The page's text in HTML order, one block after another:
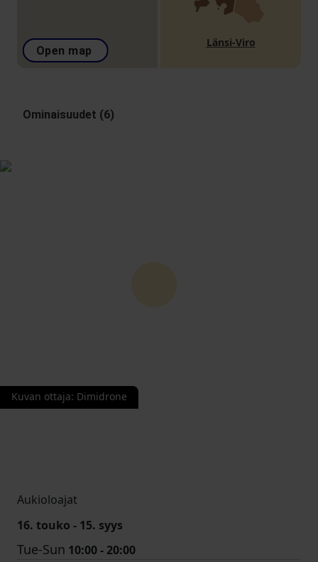
Open map
Länsi-Viro
Ominaisuudet (6)
Kuvan ottaja: Dimidrone
Aukioloajat
16. touko - 15. syys
Tue-Sun 10:00 - 20:00